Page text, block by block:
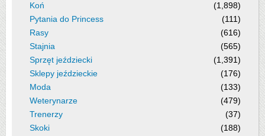
Koń
(1,898)
Pytania do Princess
(111)
Rasy
(616)
Stajnia
(565)
Sprzęt jeździecki
(1,391)
Sklepy jeździeckie
(176)
Moda
(133)
Weterynarze
(479)
Trenerzy
(37)
Skoki
(188)